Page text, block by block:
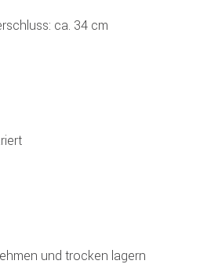
ca. 34 cm
und trocken lagern